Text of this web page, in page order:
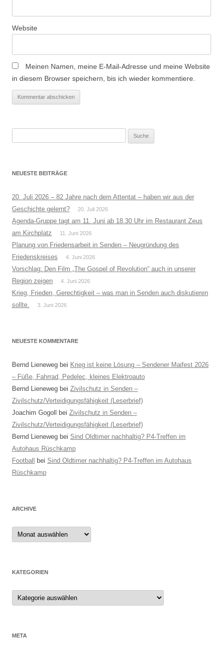
Website
Meinen Namen, meine E-Mail-Adresse und meine Website
in diesem Browser speichern, bis ich wieder kommentiere.
NEUESTE BEITRÄGE
20. Juli 2026 – 82 Jahre nach dem Attentat – haben wir aus der
Geschichte gelernt?
20. Juli 2026
Agenda-Gruppe tagt am 11. Juni ab 18.30 Uhr im Restaurant Zeus
am Kirchplatz
11. Juni 2026
Planung von Friedensarbeit in Senden – Neugründung des
Friedenskreises
4. Juni 2026
Vorschlag: Den Film „The Gospel of Revolution“ auch in unserer
Region zeigen
4. Juni 2026
Krieg, Frieden, Gerechtigkeit – was man in Senden auch diskutieren
sollte.
3. Juni 2026
NEUESTE KOMMENTARE
Bernd Lieneweg bei Krieg ist keine Lösung – Sendener Maifest 2026
– Füße, Fahrrad, Pedelec, kleines Elektroauto
Bernd Lieneweg bei Zivilschutz in Senden –
Zivilschutz/Verteidigungsfähigkeit (Leserbrief)
Joachim Gogoll
bei Zivilschutz in Senden –
Zivilschutz/Verteidigungsfähigkeit (Leserbrief)
Bernd Lieneweg bei Sind Oldtimer nachhaltig? P4-Treffen im
Autohaus Rüschkamp
Football
bei Sind Oldtimer nachhaltig? P4-Treffen im Autohaus
Rüschkamp
ARCHIVE
Archive
KATEGORIEN
Kategorien
META